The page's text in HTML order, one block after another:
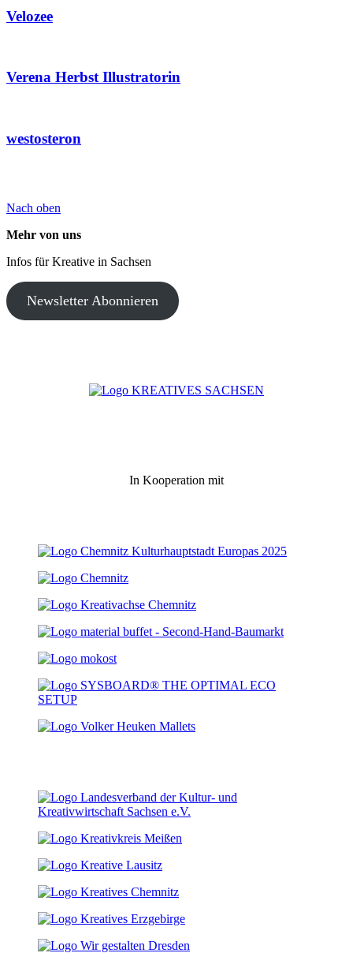
Velozee
Verena Herbst Illustratorin
westosteron
Nach oben
Mehr von uns
Infos für Kreative in Sachsen
Newsletter Abonnieren
In Kooperation mit